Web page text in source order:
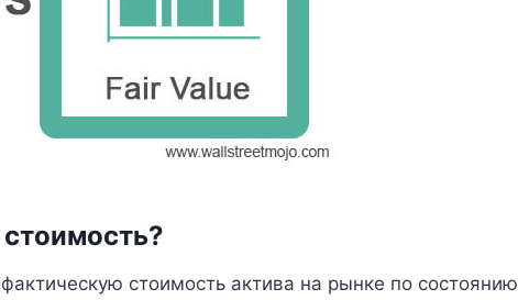
стоимость актива на рынке по состоянию